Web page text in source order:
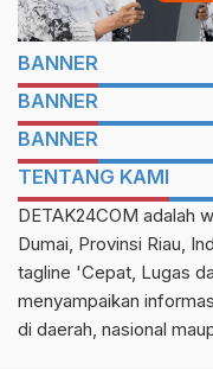
BANNER
BANNER
BANNER
TENTANG KAMI
DETAK24COM adalah
Dumai, Provinsi Riau,
tagline 'Cepat, Lugas
menyampaikan
di daerah, nasional